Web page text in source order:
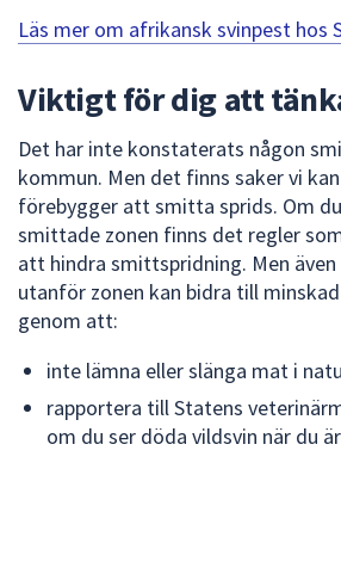
Läs mer om afrikansk svinpest hos
Viktigt för dig att
Det har inte konstaterats någon
kommun. Men det finns saker vi
förebygger att smitta sprids. Om
smittade zonen finns det regler
att hindra smitt­spridning. Men
utanför zonen kan bidra till
genom att:
inte lämna eller slänga mat i
rapportera till Statens
om du ser döda vildsvin när du